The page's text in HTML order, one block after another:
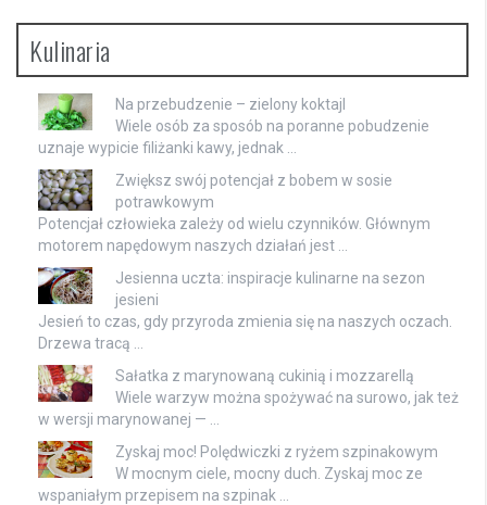
Kulinaria
Na przebudzenie – zielony koktajl
Wiele osób za sposób na poranne pobudzenie
uznaje wypicie filiżanki kawy, jednak …
Zwiększ swój potencjał z bobem w sosie
potrawkowym
Potencjał człowieka zależy od wielu czynników. Głównym
motorem napędowym naszych działań jest …
Jesienna uczta: inspiracje kulinarne na sezon
jesieni
Jesień to czas, gdy przyroda zmienia się na naszych oczach.
Drzewa tracą …
Sałatka z marynowaną cukinią i mozzarellą
Wiele warzyw można spożywać na surowo, jak też
w wersji marynowanej — …
Zyskaj moc! Polędwiczki z ryżem szpinakowym
W mocnym ciele, mocny duch. Zyskaj moc ze
wspaniałym przepisem na szpinak …